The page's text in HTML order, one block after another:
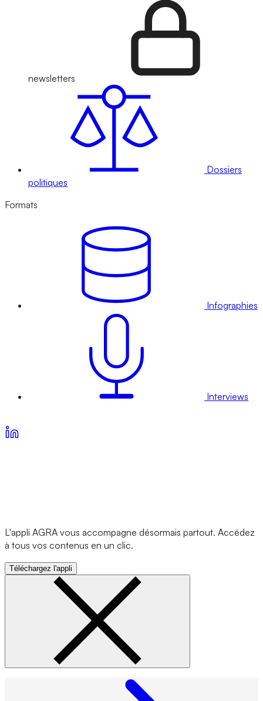
newsletters
Dossiers
politiques
Formats
Infographies
Interviews
L'appli AGRA vous accompagne désormais partout. Accédez
à tous vos contenus en un clic.
Téléchargez l'appli